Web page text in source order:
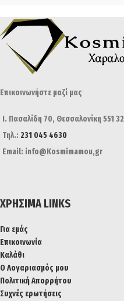
Επικοινωνήστε μαζί μας
Ι. Πασαλίδη 70, Θεσσαλονίκη 551 32
Τηλ.: 231 045 4630
Email: info@Kosmimamou,gr
ΧΡΉΣΙΜΑ LINKS
Για εμάς
Επικοινωνία
Καλάθι
Ο Λογαριασμός μου
Πολιτική Απορρήτου
Συχνές ερωτήσεις